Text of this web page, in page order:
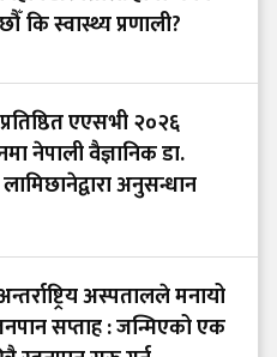
कि स्वास्थ्य प्रणाली?
एएसभी २०२६
नेपाली वैज्ञानिक डा.
लामिछानेद्वारा अनुसन्धान
अस्पतालले मनायो
सप्ताह : जन्मिएको एक